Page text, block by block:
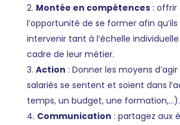
Montée en compétences: offrir
l’opportunité de se former afin
intervenir tant à l’échelle
cadre de leur métier.
Action : Donner les moyens
salariés se sentent et soient dans
temps, un budget, une formation,…).
Communication : partagez aux